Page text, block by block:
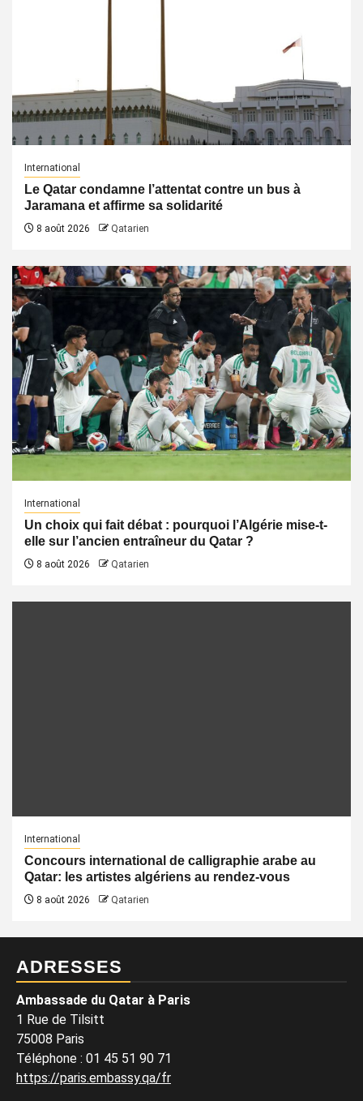
International
Le Qatar condamne l’attentat contre un bus à
Jaramana et affirme sa solidarité
8 août 2026 Qatarien
International
Un choix qui fait débat : pourquoi l’Algérie mise-t-
elle sur l’ancien entraîneur du Qatar ?
8 août 2026 Qatarien
International
Concours international de calligraphie arabe au
Qatar: les artistes algériens au rendez-vous
8 août 2026 Qatarien
ADRESSES
Ambassade du Qatar à Paris
1 Rue de Tilsitt
75008 Paris
Téléphone : 01 45 51 90 71
https://paris.embassy.qa/fr